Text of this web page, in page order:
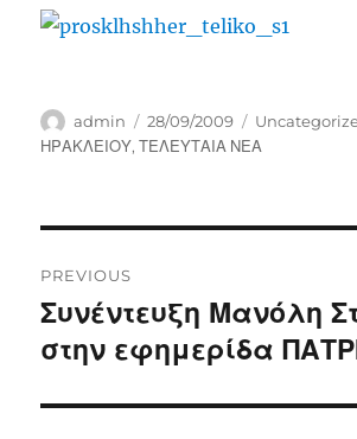
Author
admin
Posted
on
28/09/2009 Categories
ΗΡΑΚΛΕΙΟΥ,ΤΕΛΕΥΤΑΙΑ ΝΕΑ
navigation
PREVIOUS
Previous
post:
Συνέντευξη Μανόλη
στην εφημερίδα